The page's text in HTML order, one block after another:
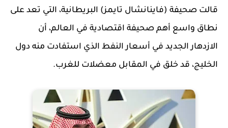
قالت صحيفة (فاينانشال تايمز) البريطانية، التي تعد على
نطاق واسع أهم صحيفة اقتصادية في العالم، أن
الازدهار الجديد في أسعار النفط الذي استفادت منه دول
الخليج، قد خلق في المقابل معضلات للغرب.